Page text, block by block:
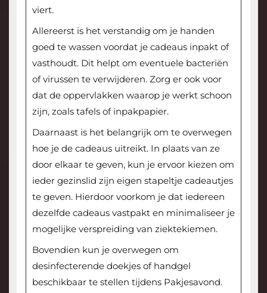
viert.
Allereerst is het verstandig om je handen
goed te wassen voordat je cadeaus inpakt of
vasthoudt. Dit helpt om eventuele bacteriën
of virussen te verwijderen. Zorg er ook voor
dat de oppervlakken waarop je werkt schoon
zijn, zoals tafels of inpakpapier.
Daarnaast is het belangrijk om te overwegen
hoe je de cadeaus uitreikt. In plaats van ze
door elkaar te geven, kun je ervoor kiezen om
ieder gezinslid zijn eigen stapeltje cadeautjes
te geven. Hierdoor voorkom je dat iedereen
dezelfde cadeaus vastpakt en minimaliseer je
mogelijke verspreiding van ziektekiemen.
Bovendien kun je overwegen om
desinfecterende doekjes of handgel
beschikbaar te stellen tijdens Pakjesavond.